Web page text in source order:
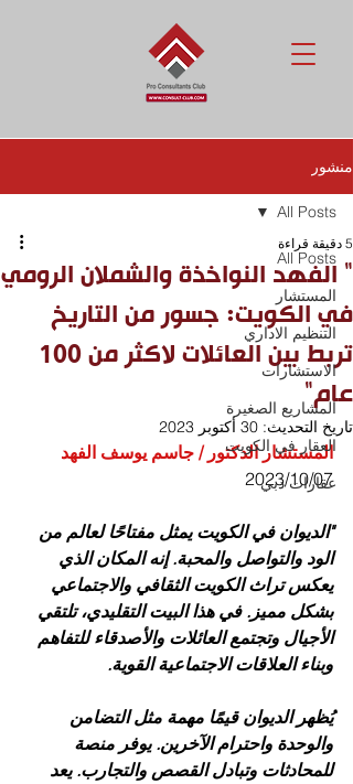
منشور
All Posts
المستشار
التنظيم الاداري
الاستشارات
المشاريع الصغيرة
العقار في الكويت
عقارات دبي
All Posts
" الفهد النواخذة والشملان الرومي
في الكويت: جسور من التاريخ
تربط بين العائلات لاكثر من 100
عام"
5 دقيقة قراءة
تاريخ التحديث: 30 أكتوبر 2023
المستشار الدكتور / جاسم يوسف الفهد
07‏/10‏/2023
"الديوان في الكويت يمثل مفتاحًا لعالم من
الود والتواصل والمحبة. إنه المكان الذي
يعكس تراث الكويت الثقافي والاجتماعي
بشكل مميز. في هذا البيت التقليدي، تلتقي
الأجيال وتجتمع العائلات والأصدقاء للتفاهم
وبناء العلاقات الاجتماعية القوية.
يُظهر الديوان قيمًا مهمة مثل التضامن
والوحدة واحترام الآخرين. يوفر منصة
للمحادثات وتبادل القصص والتجارب. يعد